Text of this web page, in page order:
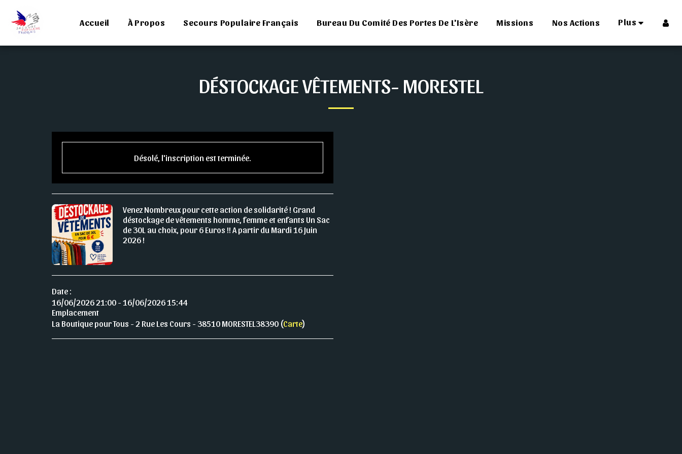
Accueil À Propos Secours Populaire Français Bureau Du Comité Des Portes De L'Isère Missions Nos Actions Plus
DÉSTOCKAGE VÊTEMENTS- MORESTEL
Désolé, l'inscription est terminée.
Venez Nombreux pour cette action de solidarité ! Grand
déstockage de vêtements homme, femme et enfants Un Sac
de 30L au choix, pour 6 Euros !! A partir du Mardi 16 Juin
2026 !
Date :
16/06/2026 21:00 - 16/06/2026 15:44
Emplacement
La Boutique pour Tous - 2 Rue Les Cours - 38510 MORESTEL38390 (Carte)